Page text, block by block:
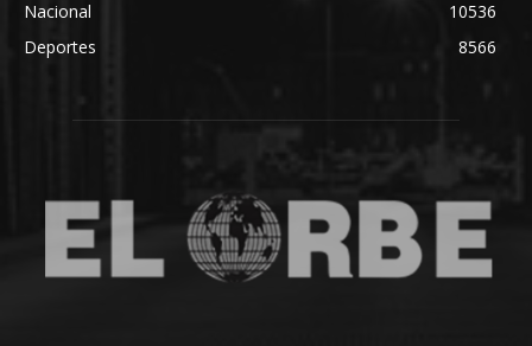
Nacional
10536
Deportes
8566